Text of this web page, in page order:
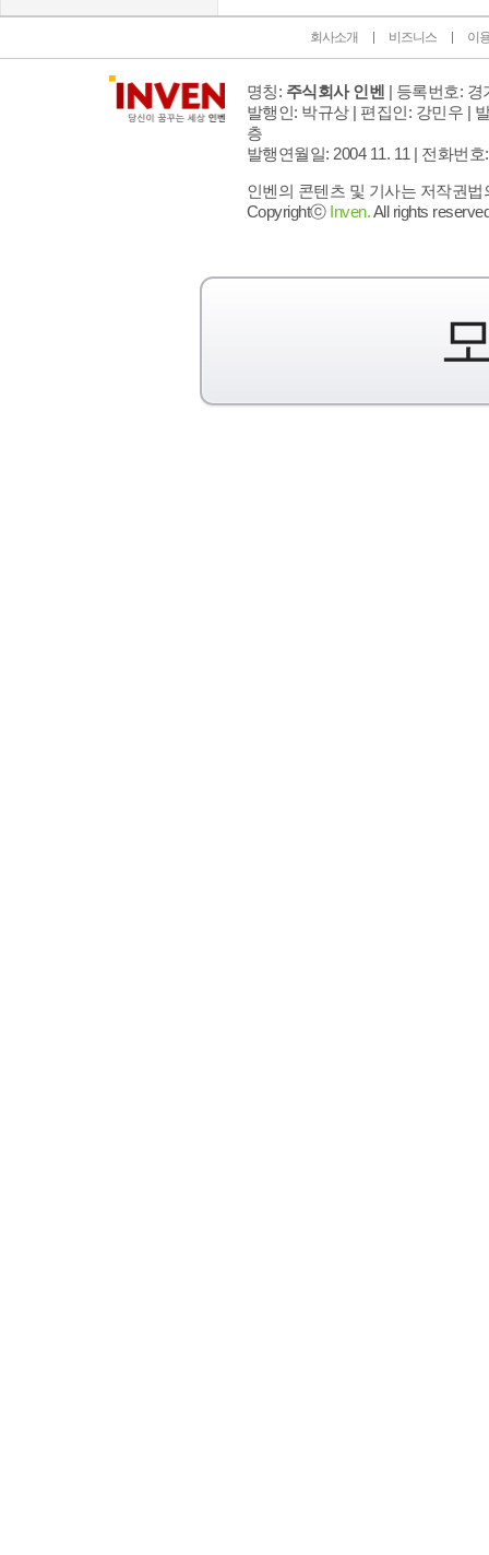
회사소개 비즈니스 이
명칭: 주식회사 인벤 | 등록번호: 경
발행인: 박규상 | 편집인: 강민우 |
층
발행연월일: 2004 11. 11 | 전화번호
인벤의 콘텐츠 및 기사는 저작권
Copyrightⓒ Inven.All rights